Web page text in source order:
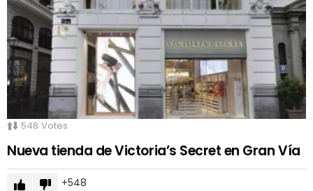
548 Votes
Nueva tienda de Victoria’s Secret en Gran Vía
548